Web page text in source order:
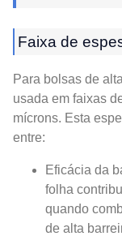
Faixa de
Para bolsas de
usada em faixas
mícrons. Esta
entre:
Eficácia da
folha
quando
de alta